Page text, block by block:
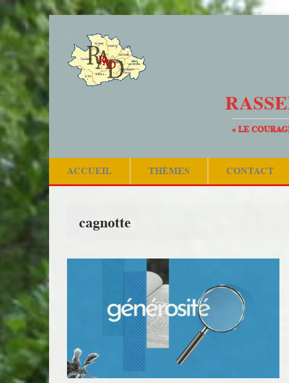
« LE
ACCUEIL THÈMES CONTACT
cagnotte